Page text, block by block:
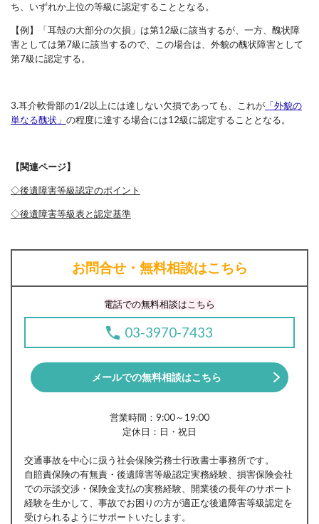
ち、いずれか上位の等級に認定することとなる。
【例】「耳殻の大部分の欠損」は第12級に該当するが、一方、醜状障
害としては第7級に該当するので、この場合は、外貌の醜状障害として
第7級に認定する。
3.耳介軟骨部の1/2以上には達しない欠損であっても、これが 「外貌の
単なる醜状」 の程度に達する場合には12級に認定することとなる。
【関連ページ】
◇後遺障害等級認定のポイント
◇後遺障害等級表と認定基準
お問合せ・無料相談はこちら
電話での無料相談はこちら
03-3970-7433
メールでの無料相談はこちら
営業時間：9:00～19:00
定休日：日・祝日
交通事故を中心に扱う社会保険労務士行政書士事務所です。
自賠責保険の有無責・後遺障害等級認定実務経験、損害保険会社
での示談交渉・保険金支払の実務経験、開業後の長年のサポート
経験を生かして、事故でお困りの方が適正な後遺障害等級認定を
受けられるようにサポートいたします。